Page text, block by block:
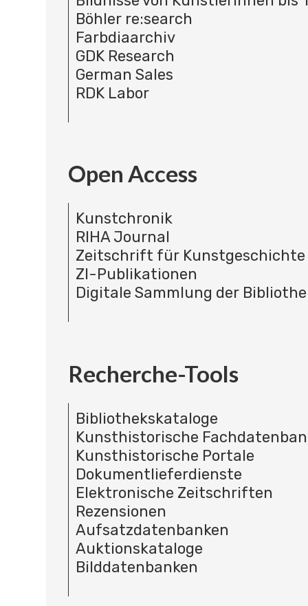
Böhler re:search
Farbdiaarchiv
GDK Research
German Sales
RDK Labor
Open Access
Kunstchronik
RIHA Journal
Zeitschrift für Kunstgeschichte
ZI-Publikationen
Digitale Sammlung der
Recherche-Tools
Bibliothekskataloge
Kunsthistorische
Kunsthistorische Portale
Dokumentlieferdienste
Elektronische Zeitschriften
Rezensionen
Aufsatzdatenbanken
Auktionskataloge
Bilddatenbanken